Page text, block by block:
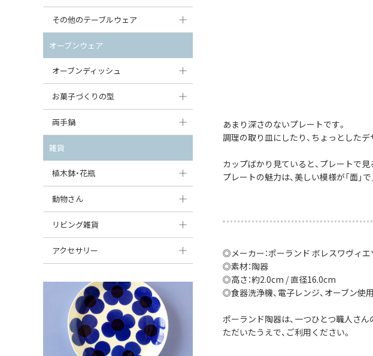
あまり深さのないプレートです。
調理の取り皿にしたり、ちょっとした
カップばかり見ていると、プレートで
プレートの魅力は、美しい模様が「面」
◎メーカー：ポーランド ボレスワヴィエ
◎素材：陶器
◎高さ：約2.0cm / 直径16.0cm
◎食器洗浄機、電子レンジ、オーブン使用
ポーランド陶器は、一つひとつ職人さ
ただいたうえで、ご利用ください。
スープ皿
ダルマプレート
たまご型プレート
ハート型プレート
変形プレート
分割ディッシュ
すべて見る
丸鉢・どんぶり・ボウル
茶碗
オーバルボウル
ハートボウル
葉っぱ型ボウル
りんご型ボウル
いちご型ボウル
星型ボウル
スープカップ
そば猪口・フリーカップ
ココット
薬味入れ
ガーリックポット
オニオンキャニスター
ガーリックキャニスター
チーズケース
バターディッシュ
六角形ポット
ボトル
すべて見る
スープチュリーン
角型カッティングボード
丸型カッティングボード
すべて見る
その他のテーブルウェア
調味料入れ
グレイヴィーボート
エッグカップ
ケーキスタンド
カトラリー
はしおき・カトラリーレスト
オーブンウェア
オーブンディッシュ
大型（24cm〜）
中型（18〜24cm）
スクエアオーブンディッシュ
オーバルオーブンディッシュ
すべて見る
お菓子づくりの型
パウンド型
マフィン型
すべて見る
両手鍋
チュリーン
キャセロール
すべて見る
雑貨
植木鉢・花瓶
植木鉢
花瓶
動物さん
フィギュア・置物
貯金箱
オーナメント
クリーマー
リビング雑貨
スツール
バス・洗面用品
家具小物
小物入れ
アクセサリー
ペンダントトップ
すべて見る